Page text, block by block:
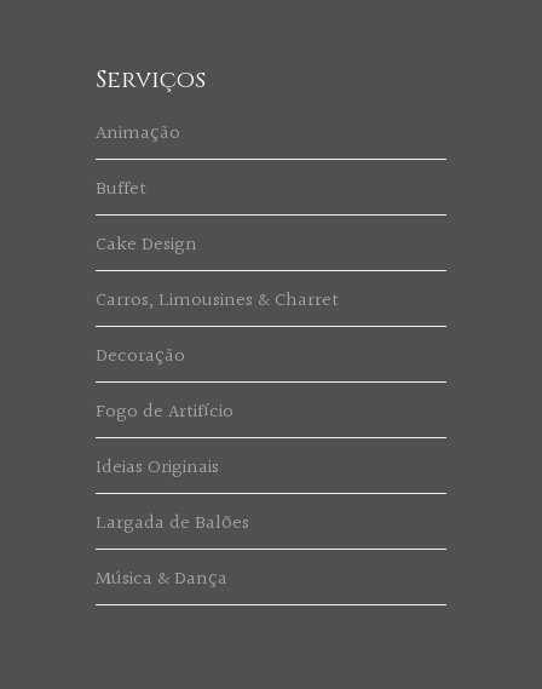
Serviços
Animação
Buffet
Cake Design
Carros, Limousines & Charret
Decoração
Fogo de Artifício
Ideias Originais
Largada de Balões
Música & Dança